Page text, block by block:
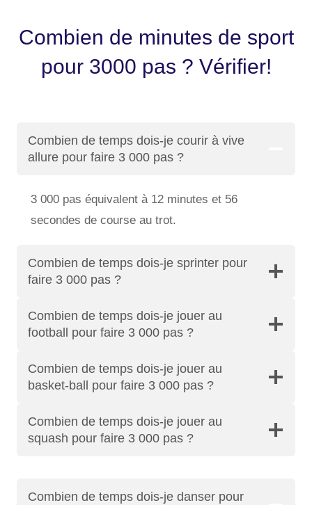
Combien de minutes de sport
pour 3000 pas ? Vérifier!
Combien de temps dois-je courir à vive
allure pour faire 3 000 pas ?
3 000 pas équivalent à 12 minutes et 56
secondes de course au trot.
Combien de temps dois-je sprinter pour
faire 3 000 pas ?
Combien de temps dois-je jouer au
football pour faire 3 000 pas ?
Combien de temps dois-je jouer au
basket-ball pour faire 3 000 pas ?
Combien de temps dois-je jouer au
squash pour faire 3 000 pas ?
Combien de temps dois-je danser pour